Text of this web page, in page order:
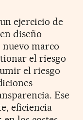
ejercicio de
diseño
marco
el riesgo
el riesgo
Ese
eficiencia